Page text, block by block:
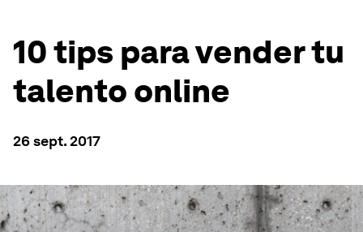
10 tips para vender tu
talento online
26 sept. 2017